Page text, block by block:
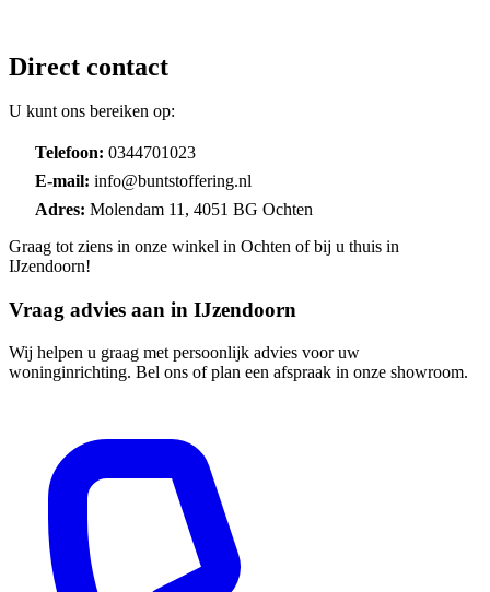
Direct contact
U kunt ons bereiken op:
Telefoon: 0344701023
E-mail: info@buntstoffering.nl
Adres: Molendam 11, 4051 BG Ochten
Graag tot ziens in onze winkel in Ochten of bij u thuis in
IJzendoorn!
Vraag advies aan in IJzendoorn
Wij helpen u graag met persoonlijk advies voor uw
woninginrichting. Bel ons of plan een afspraak in onze showroom.